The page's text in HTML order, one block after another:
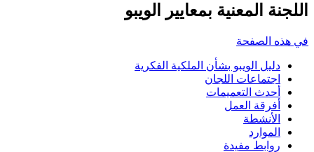
اللجنة المعنية بمعايير الويبو
في هذه الصفحة
دليل الويبو بشأن الملكية الفكرية
اجتماعات اللجان
أحدث التعميمات
أفرقة العمل
الأنشطة
الموارد
روابط مفيدة